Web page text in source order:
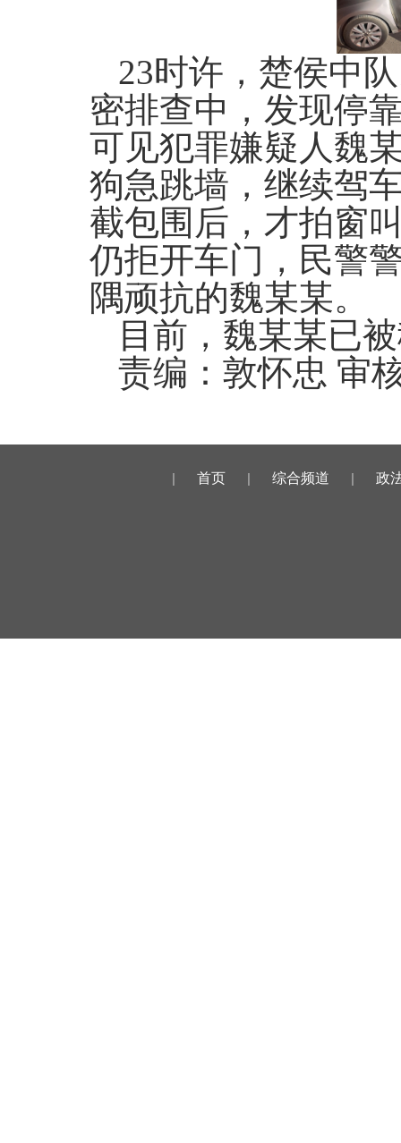
23时许，楚侯中
密排查中，发现停
可见犯罪嫌疑人魏
狗急跳墙，继续驾
截包围后，才拍窗
仍拒开车门，民警
隅顽抗的魏某某。
目前，魏某某已
责编：敦怀忠 审
| 首页 | 综合频道 | 政